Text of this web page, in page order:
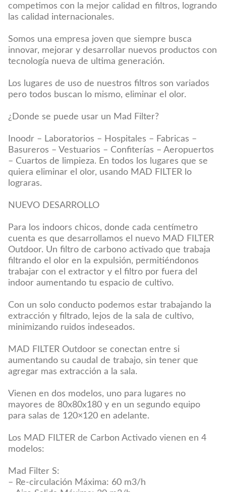
competimos con la mejor calidad en filtros, logrando
las calidad internacionales.
Somos una empresa joven que siempre busca
innovar, mejorar y desarrollar nuevos productos con
tecnología nueva de ultima generación.
Los lugares de uso de nuestros filtros son variados
pero todos buscan lo mismo, eliminar el olor.
¿Donde se puede usar un Mad Filter?
Inoodr – Laboratorios – Hospitales – Fabricas –
Basureros – Vestuarios – Confiterías – Aeropuertos
– Cuartos de limpieza. En todos los lugares que se
quiera eliminar el olor, usando MAD FILTER lo
lograras.
NUEVO DESARROLLO
Para los indoors chicos, donde cada centímetro
cuenta es que desarrollamos el nuevo MAD FILTER
Outdoor. Un filtro de carbono activado que trabaja
filtrando el olor en la expulsión, permitiéndonos
trabajar con el extractor y el filtro por fuera del
indoor aumentando tu espacio de cultivo.
Con un solo conducto podemos estar trabajando la
extracción y filtrado, lejos de la sala de cultivo,
minimizando ruidos indeseados.
MAD FILTER Outdoor se conectan entre si
aumentando su caudal de trabajo, sin tener que
agregar mas extracción a la sala.
Vienen en dos modelos, uno para lugares no
mayores de 80x80x180 y en un segundo equipo
para salas de 120×120 en adelante.
Los MAD FILTER de Carbon Activado vienen en 4
modelos:
Mad Filter S:
– Re-circulación Máxima: 60 m3/h